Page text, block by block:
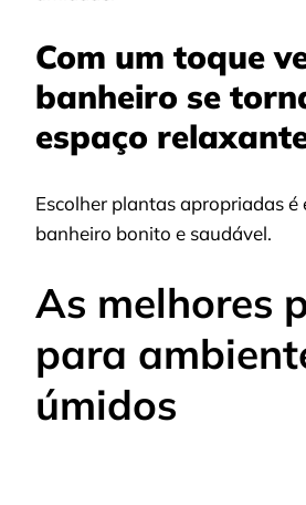
Com um toque
banheiro se
espaço
Escolher plantas apropriadas é
banheiro bonito e saudável.
As melhores
para
úmidos